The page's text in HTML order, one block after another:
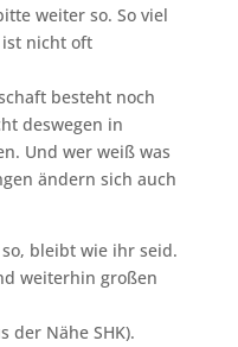
weiter so. So viel
ist nicht oft
besteht noch
deswegen in
Und wer weiß was
ändern sich auch
bleibt wie ihr seid.
weiterhin großen
der Nähe SHK).